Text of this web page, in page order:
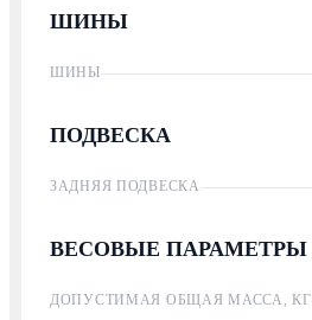
ШИНЫ
ШИНЫ
ПОДВЕСКА
ЗАДНЯЯ ПОДВЕСКА
ВЕСОВЫЕ ПАРАМЕТРЫ
ДОПУСТИМАЯ ОБЩАЯ МАССА, КГ